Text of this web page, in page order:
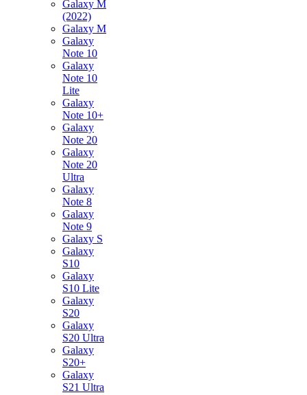
Galaxy M
(2022)
Galaxy M
Galaxy
Note 10
Galaxy
Note 10
Lite
Galaxy
Note 10+
Galaxy
Note 20
Galaxy
Note 20
Ultra
Galaxy
Note 8
Galaxy
Note 9
Galaxy S
Galaxy
S10
Galaxy
S10 Lite
Galaxy
S20
Galaxy
S20 Ultra
Galaxy
S20+
Galaxy
S21 Ultra